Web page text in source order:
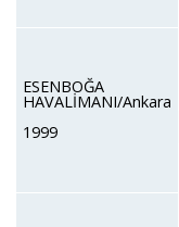
ESENBOĞA
HAVALİMANI/Ankara
1999